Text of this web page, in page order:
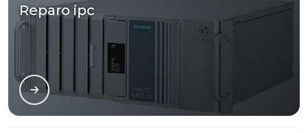
Reparo ipc